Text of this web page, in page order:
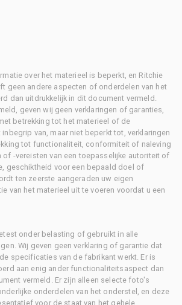
over het materieel is beperkt, en Ritchie
geen andere aspecten of onderdelen van het
dan uitdrukkelijk in dit document vermeld.
geven wij geen verklaringen of garanties,
betrekking tot het materieel of de
van, maar niet beperkt tot, verklaringen
tot functionaliteit, conformiteit of naleving
of -vereisten van een toepasselijke autoriteit of
geschiktheid voor een bepaald doel of
ten zeerste aangeraden uw eigen
van het materieel uit te voeren voordat u een
onder belasting of gebruikt in alle
Wij geven geen verklaring of garantie dat
specificaties van de fabrikant werkt. Er is
aan enig ander functionaliteitsaspect dan
vermeld. Er zijn alleen selecte foto's
onderdelen van het onderstel, en deze
voor de staat van het gehele